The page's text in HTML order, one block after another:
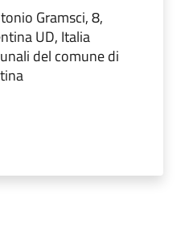
Gramsci, 8,
UD, Italia
del comune di